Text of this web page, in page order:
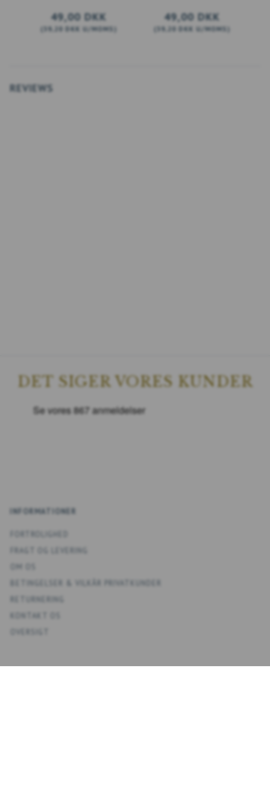
49,00 DKK
39,20 DKK U/MOMS
49,00 DKK
39,20 DKK U/MOMS
REVIEWS
DET SIGER VORES KUNDER
INFORMATIONER
OM OS
KONTAKT OS